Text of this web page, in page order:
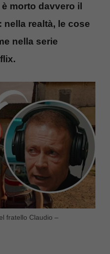
morto davvero il
nella realtà, le cose
nella serie
fratello Claudio –